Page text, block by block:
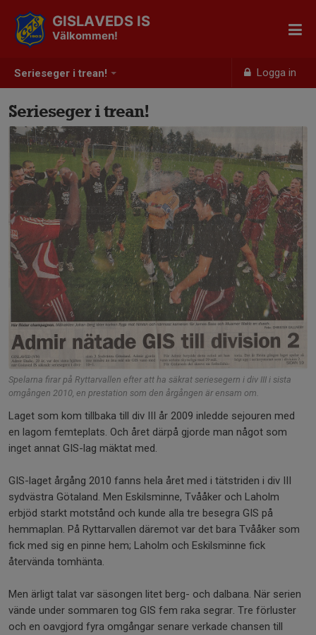
Serieseger i trean! Logga in
GISLAVEDS IS
Välkommen!
Serieseger i trean!
Spelarna firar på Ryttarvallen efter att ha säkrat seriesegern i div III i sista
omgången 2010, en prestation som den årgången är ensam om.
Laget som kom tillbaka till div III år 2009 inledde sejouren med
en lagom femteplats. Och året därpå gjorde man något som
inget annat GIS-lag mäktat med.
GIS-laget årgång 2010 fanns hela året med i tätstriden i div III
sydvästra Götaland. Men Eskilsminne, Tvååker och Laholm
erbjöd starkt motstånd och kunde alla tre besegra GIS på
hemmaplan. På Ryttarvallen däremot var det bara Tvååker som
fick med sig en pinne hem; Laholm och Eskilsminne fick
återvända tomhänta.
Men ärligt talat var säsongen litet berg- och dalbana. När serien
vände under sommaren tog GIS fem raka segrar. Tre förluster
och en oavgjord fyra omgångar senare verkade chansen till